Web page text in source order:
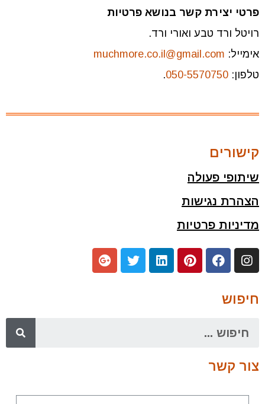
פרטי יצירת קשר בנושא פרטיות
רויטל ורד טבע ואורי ורד.
אימייל: muchmore.co.il@gmail.com
טלפון: 050-5570750
.
קישורים
שיתופי פעולה
הצהרת נגישות
מדיניות פרטיות
חיפוש
צור קשר